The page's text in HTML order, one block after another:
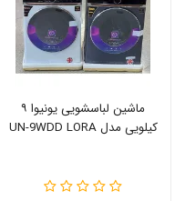
ماشین لباسشویی یونیوا ۹
کیلویی مدل UN-9WDD LORA